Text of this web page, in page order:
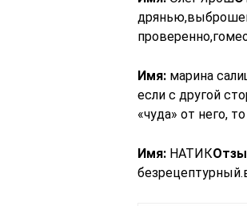
Имя: марина
если с другой
«чуда» от него,
Имя: НАТИК